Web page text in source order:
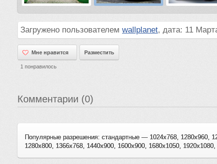
Загружено пользователем wallplanet, дата: 11
Мне нравится
Мне нравится Разместить
1 понравилось
Комментарии (0)
Популярные разрешения: стандартные — 1024x768, 1280x960,
1280x800, 1366x768, 1440x900, 1600x900, 1680x1050,